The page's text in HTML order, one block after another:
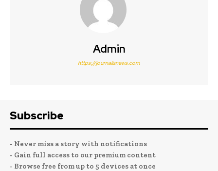
Admin
https://journalisnews.com
Subscribe
- Never miss a story with notifications
- Gain full access to our premium content
- Browse free from up to 5 devices at once